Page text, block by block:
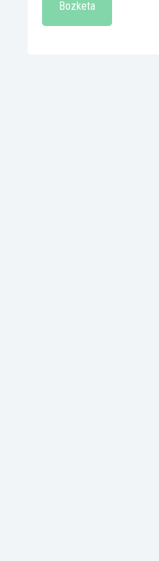
Bozketa